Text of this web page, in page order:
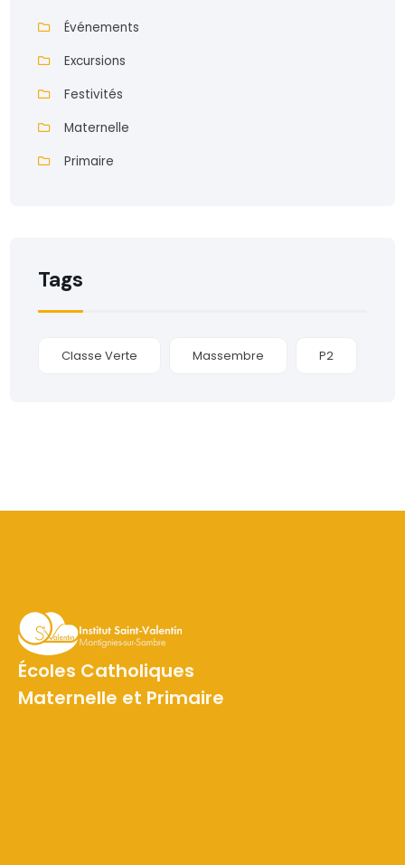
Événements
Excursions
Festivités
Maternelle
Primaire
Tags
Classe Verte Massembre P2
Écoles Catholiques
Maternelle et Primaire